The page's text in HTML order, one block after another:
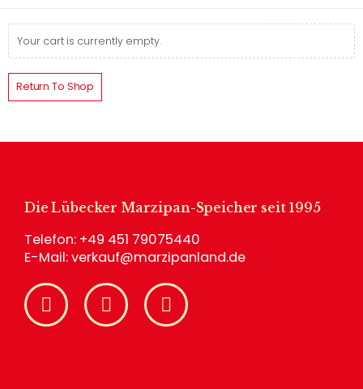
Your cart is currently empty.
Return To Shop
Die Lübecker Marzipan-Speicher seit 1995
Telefon: +49 451 79075440
E-Mail:verkauf@marzipanland.de